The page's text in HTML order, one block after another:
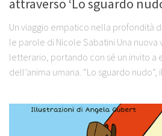
attraverso ‘Lo sguardo
Un viaggio empatico nella profondità
le parole di Nicole Sabatini Una nuova
letterario, portando con sé un invito a
dell’anima umana. “Lo sguardo nudo”,